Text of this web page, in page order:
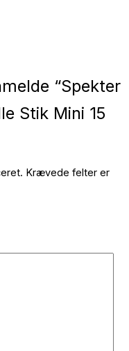
“Spekter
Stik Mini 15
Krævede felter er